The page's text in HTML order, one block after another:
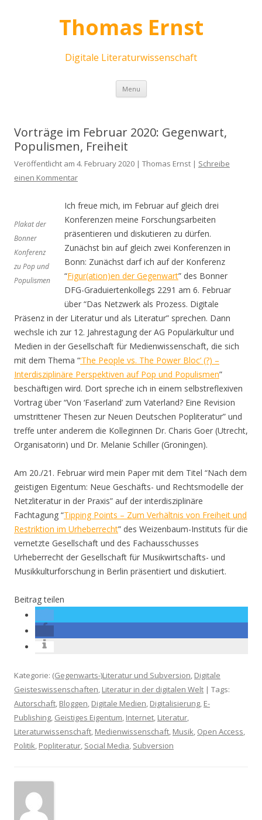
Thomas Ernst
Digitale Literaturwissenschaft
Menu Skip
content
Vorträge im Februar 2020: Gegenwart,
Populismen, Freiheit
Veröffentlicht am 4. February 2020 | Thomas Ernst | Schreibe
einen Kommentar
Plakat der
Bonner
Konferenz
zu Pop und
Populismen
Ich freue mich, im Februar auf gleich drei
Konferenzen meine Forschungsarbeiten
präsentieren und diskutieren zu dürfen.
Zunächst bin auf gleich zwei Konferenzen in
Bonn: Zunächst darf ich auf der Konferenz
“Figur(ation)en der Gegenwart” des Bonner
DFG-Graduiertenkollegs 2291 am 6. Februar
über “Das Netzwerk als Prozess. Digitale
Präsenz in der Literatur und als Literatur” sprechen. Dann
wechsle ich zur 12. Jahrestagung der AG Populärkultur und
Medien in der Gesellschaft für Medienwissenschaft, die sich
mit dem Thema “‘The People vs. The Power Bloc’ (?) –
Interdisziplinäre Perspektiven auf Pop und Populismen”
beschäftigen wird. Dort spreche ich in einem selbstreflexiven
Vortrag über “Von ‘Faserland’ zum Vaterland? Eine Revision
umstrittener Thesen zur Neuen Deutschen Popliteratur” und
treffe unter anderem die Kolleginnen Dr. Charis Goer (Utrecht,
Organisatorin) und Dr. Melanie Schiller (Groningen).
Am 20./21. Februar wird mein Paper mit dem Titel “Nach dem
geistigen Eigentum: Neue Geschäfts- und Rechtsmodelle der
Netzliteratur in der Praxis” auf der interdisziplinäre
Fachtagung “Tipping Points – Zum Verhältnis von Freiheit und
Restriktion im Urheberrecht” des Weizenbaum-Instituts für die
vernetzte Gesellschaft und des Fachausschusses
Urheberrecht der Gesellschaft für Musikwirtschafts- und
Musikkulturforschung in Berlin präsentiert und diskutiert.
Beitrag teilen
Kategorie: (Gegenwarts-)Literatur und Subversion, Digitale
Geisteswissenschaften, Literatur in der digitalen Welt | Tags:
Autorschaft, Bloggen, Digitale Medien, Digitalisierung, E-
Publishing, Geistiges Eigentum, Internet, Literatur,
Literaturwissenschaft, Medienwissenschaft, Musik, Open Access,
Politik, Popliteratur, Social Media, Subversion